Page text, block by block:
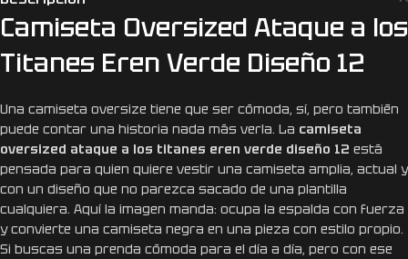
Camiseta Oversized Ataque a los
Titanes Eren Verde Diseño 12
Una camiseta oversize tiene que ser cómoda, sí, pero también
puede contar una historia nada más verla. La camiseta
oversized ataque a los titanes eren verde diseño 12 está
pensada para quien quiere vestir una camiseta amplia, actual y
con un diseño que no parezca sacado de una plantilla
cualquiera. Aquí la imagen manda: ocupa la espalda con fuerza
y convierte una camiseta negra en una pieza con estilo propio.
Si buscas una prenda cómoda para el día a día, pero con ese